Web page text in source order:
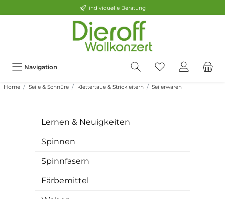
individuelle Beratung
Navigation
Home Seile & Schnüre Klettertaue & Strickleitern Seilerwaren
Lernen & Neuigkeiten
Spinnen
Spinnfasern
Färbemittel